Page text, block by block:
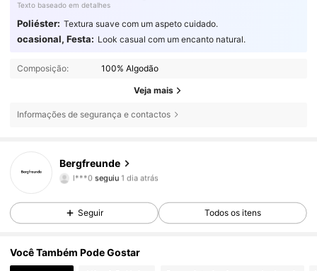
Texto baseado em detalhes
Poliéster: Textura suave com um aspeto cuidado.
ocasional, Festa: Look casual com um encanto natural.
Composição: 100% Algodão
Veja mais
Informações de segurança e contactos
Bergfreunde
4,65
6 Seguidores
l***0 seguiu 1 dia atrás
4,65
6 Seguidores
Seguir Todos os itens
Você Também Pode Gostar